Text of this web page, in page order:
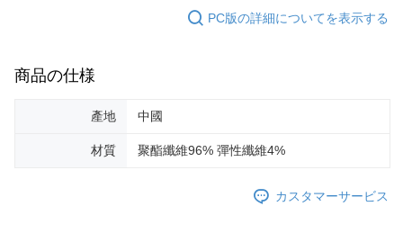
PC版の詳細についてを表示する
商品の仕様
產地 中國
材質 聚酯纖維96% 彈性纖維4%
カスタマーサービス